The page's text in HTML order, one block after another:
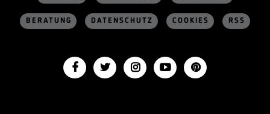
BERATUNG DATENSCHUTZ COOKIES RSS